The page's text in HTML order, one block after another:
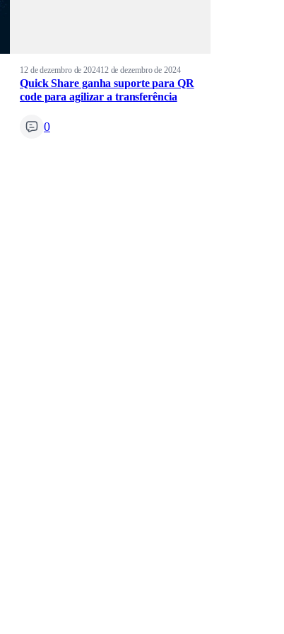
12 de dezembro de 202412 de dezembro de 2024
Quick Share ganha suporte para QR
code para agilizar a transferência
0